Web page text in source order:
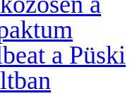
a Püski